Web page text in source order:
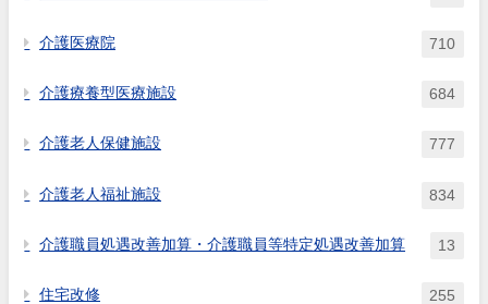
介護医療院 710
介護療養型医療施設 684
介護老人保健施設 777
介護老人福祉施設 834
介護職員処遇改善加算・介護職員等特定処遇改善加算 13
住宅改修 255